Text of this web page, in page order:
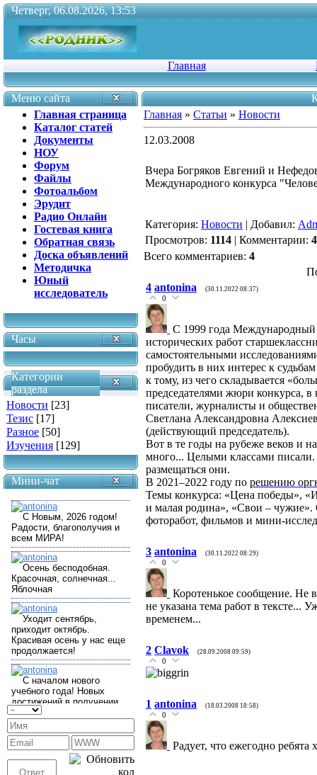
Четверг, 06.08.2026, 13:53
Главная
Меню сайта
Главная страница
Каталог статей
Документы
НОУ
Форум
Файлы
Фотоальбом
Эрудит
Радио Онлайн
Гостевая книга
Обратная связь
Доска объявлений
Методичка
Юный
исследователь
Часы
Категории
раздела
Новости [23]
Тезис [17]
Разное [50]
Изучения [129]
Мини-чат
Главная » Статьи » Новости
12.03.2008
Вчера Богряков Евгений и
Международного конкурса
Категория: Новости | Добавил:
Просмотров: 1114 | Комментарии: 4
Всего комментариев: 4
4 antonina (30.11.2022 08:37)
0
С 1999 года
исторических работ
самостоятельными
пробудить в них интерес к
к тому, из чего складывается
председателями жюри конкурса, в
писатели, журналисты и
Светлана Александровна
(действующий председатель).
Вот в те годы на рубеже веков и
много... Целыми классами
размещаться они.
В 2021–2022 году по решению
Темы конкурса: «Цена победы»,
и малая родина», «Свои –
фоторабот, фильмов и мини-
3 antonina (30.11.2022 08:29)
0
Коротенькое сообщение. Не
не указана тема работ в тексте...
временем...
2 Clavok (28.09.2008 09:59)
0
1 antonina (18.03.2008 18:58)
0
Радует, что ежегодно